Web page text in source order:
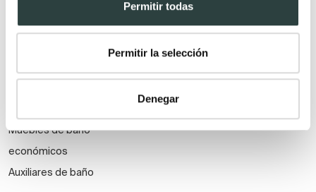
Permitir todas
Permitir la selección
Denegar
Mueble de baño de madera
Muebles de baño Salgar
Muebles de baño
económicos
Auxiliares de baño
Lavabos pedestal
Lavabos encastrados